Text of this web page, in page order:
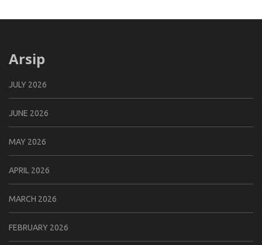
Arsip
JULY 2026
JUNE 2026
MAY 2026
APRIL 2026
MARCH 2026
FEBRUARY 2026